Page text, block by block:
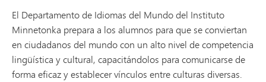
El Departamento de Idiomas del Mundo del Instituto
Minnetonka prepara a los alumnos para que se conviertan
en ciudadanos del mundo con un alto nivel de competencia
lingüística y cultural, capacitándolos para comunicarse de
forma eficaz y establecer vínculos entre culturas diversas.